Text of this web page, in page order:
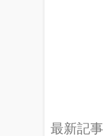
最新記事